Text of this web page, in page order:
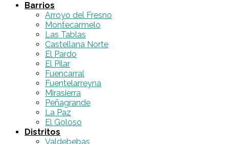
Barrios
Arroyo del Fresno
Montecarmelo
Las Tablas
Castellana Norte
El Pardo
El Pilar
Fuencarral
Fuentelarreyna
Mirasierra
Peñagrande
La Paz
El Goloso
Distritos
Valdebebas